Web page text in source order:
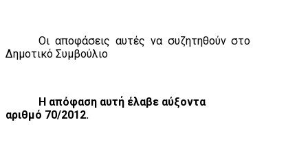
Οι αποφάσεις αυτές να συζητηθούν στο
Δημοτικό Συμβούλιο
Η απόφαση αυτή έλαβε αύξοντα
αριθμό 70/2012.